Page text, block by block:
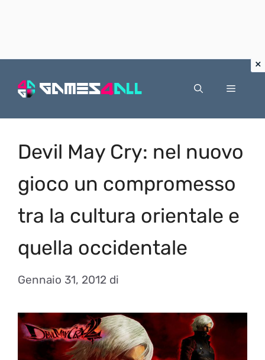
Menu
Devil May Cry: nel nuovo
gioco un compromesso
tra la cultura orientale e
quella occidentale
Gennaio 31, 2012 di